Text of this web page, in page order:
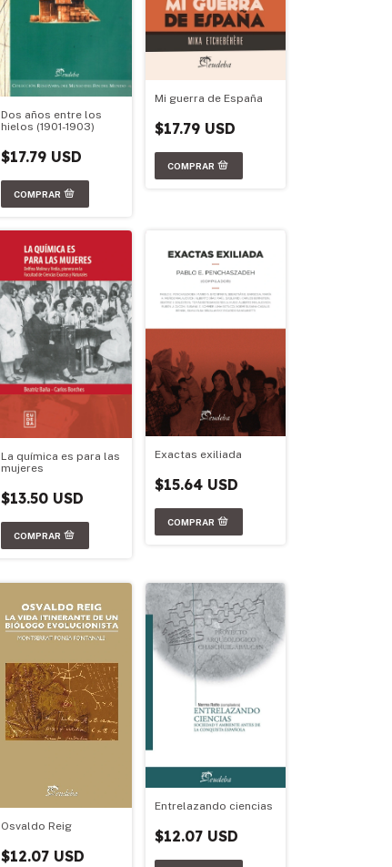
Dos años entre los
hielos (1901-1903)
$17.79 USD
Mi guerra de España
$17.79 USD
La química es para las
mujeres
$13.50 USD
Exactas exiliada
$15.64 USD
Osvaldo Reig
$12.07 USD
Entrelazando ciencias
$12.07 USD